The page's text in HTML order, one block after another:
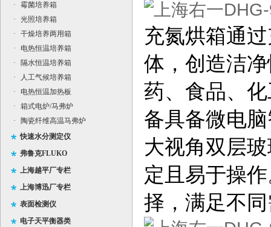
·
霉菌培养箱
·
光照培养箱
·
干燥培养两用箱
·
电热恒温培养箱
·
隔水恒温培养箱
·
人工气候培养箱
·
电热恒温加热板
·
箱式电炉/马弗炉
·
陶瓷纤维高温马弗炉
快速水分测定仪
弗鲁克FLUKO
上海越平厂专栏
上海博迅厂专栏
表面检测仪
电子天平衡器类
充氮烘箱通
体，创造洁
药、食品、
备具备微电
大视角双层
定且易于操
择，满足不